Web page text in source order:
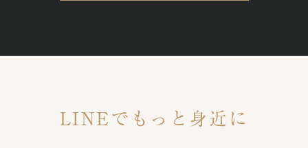
LINEでもっと身近に